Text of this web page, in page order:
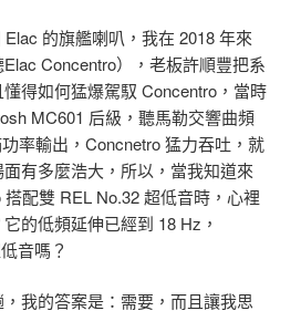
的旗艦喇叭，我在 2018 年來
Concentro），老板許順豐把系
得如何猛爆駕馭 Concentro，當時
MC601 后級，聽馬勒交響曲頻
率輸出，Concnetro 猛力吞吐，就
有多麼浩大，所以，當我知道來
配雙 REL No.32 超低音時，心裡
的低頻延伸已經到 18 Hz，
音嗎？
我的答案是：需要，而且讓我思